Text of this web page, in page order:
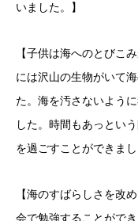
いました。】
【子供は海へのとびこ
には沢山の生物がいて
た。海を汚さないよう
した。時間もあっとい
を過ごすことができま
【海のすばらしさを改
会で勉強することがで